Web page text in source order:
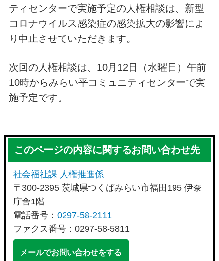
ティセンターで実施予定の人権相談は、新型
コロナウイルス感染症の感染拡大の影響によ
り中止させていただきます。
次回の人権相談は、10月12日（水曜日）午前
10時からみらい平コミュニティセンターで実
施予定です。
このページの内容に関するお問い合わせ先
社会福祉課 人権推進係
〒300-2395 茨城県つくばみらい市福田195 伊奈
庁舎1階
電話番号：0297-58-2111
ファクス番号：0297-58-5811
メールでお問い合わせをする